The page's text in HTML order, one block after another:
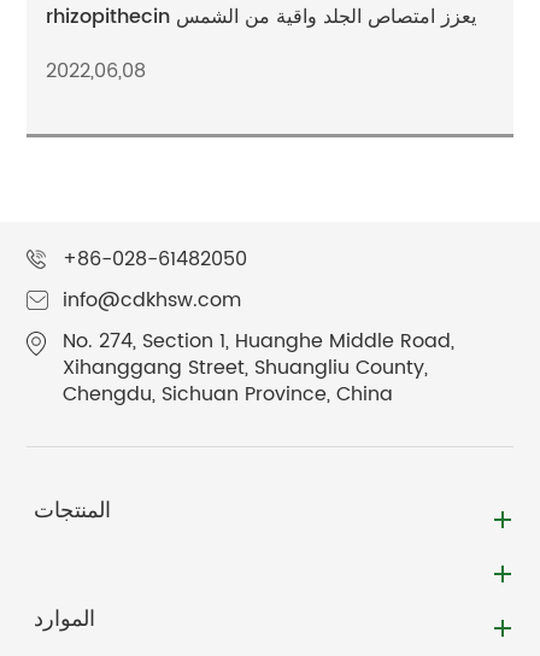
rhizopithecin يعزز امتصاص الجلد واقية من الشمس
2022,06,08
+86-028-61482050
info@cdkhsw.com
No. 274, Section 1, Huanghe Middle Road,
Xihanggang Street, Shuangliu County,
Chengdu, Sichuan Province, China
المنتجات
الموارد